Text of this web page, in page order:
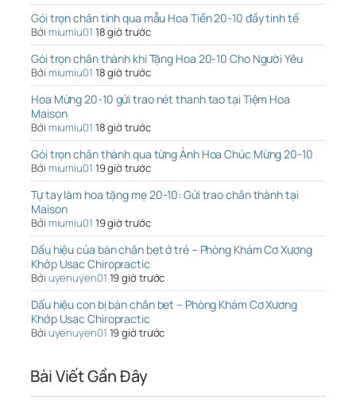
Gói trọn chân tình qua mẫu Hoa Tiền 20-10 đầy tinh tế
Bởi miumiu01 18 giờ trước
Gói trọn chân thành khi Tặng Hoa 20-10 Cho Người Yêu
Bởi miumiu01 18 giờ trước
Hoa Mừng 20-10 gửi trao nét thanh tao tại Tiệm Hoa
Maison
Bởi miumiu01 18 giờ trước
Gói trọn chân thành qua từng Ảnh Hoa Chúc Mừng 20-10
Bởi miumiu01 19 giờ trước
Tự tay làm hoa tặng mẹ 20-10: Gửi trao chân thành tại
Maison
Bởi miumiu01 19 giờ trước
Dấu hiệu của bàn chân bẹt ở trẻ – Phòng Khám Cơ Xương
Khớp Usac Chiropractic
Bởi uyenuyen01 19 giờ trước
Dấu hiệu con bị bàn chân bẹt – Phòng Khám Cơ Xương
Khớp Usac Chiropractic
Bởi uyenuyen01 19 giờ trước
Bài Viết Gần Đây